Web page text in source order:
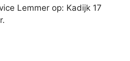
Lemmer op: Kadijk 17